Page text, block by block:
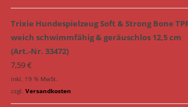
Trixie Hundespielzeug Soft & Strong Bone
weich schwimmfähig & geräuschlos 12,5 cm
(Art.-Nr. 33472)
7,59€
inkl. 19 % MwSt.
zzgl. Versandkosten